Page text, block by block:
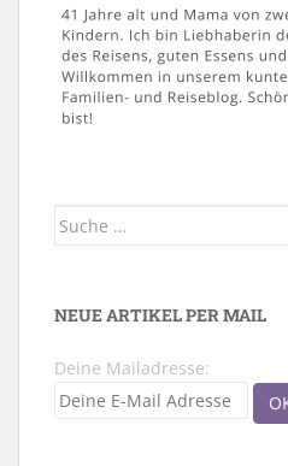
Suche
NEUE ARTIKEL PER MAIL
Deine Mailadresse: